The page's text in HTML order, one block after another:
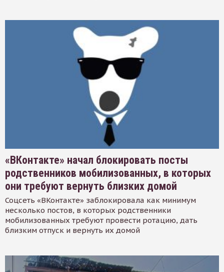
«ВКонтакте» начал блокировать посты
родственников мобилизованных, в которых
они требуют вернуть близких домой
Соцсеть «ВКонтакте» заблокировала как минимум
несколько постов, в которых родственники
мобилизованных требуют провести ротацию, дать
близким отпуск и вернуть их домой